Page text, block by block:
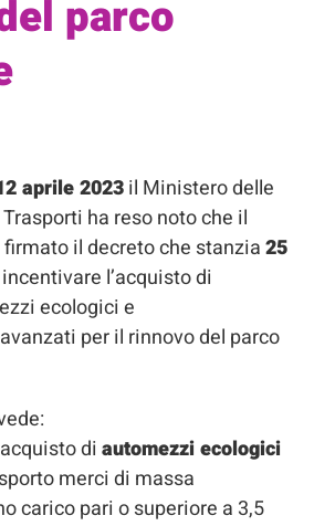
parco
aprile 2023il Ministero delle
ha reso noto che il
il decreto che stanzia25
l’acquisto di
ecologici e
per il rinnovo del parco
di automezzi ecologici
merci di massa
carico pari o superiore a 3,5